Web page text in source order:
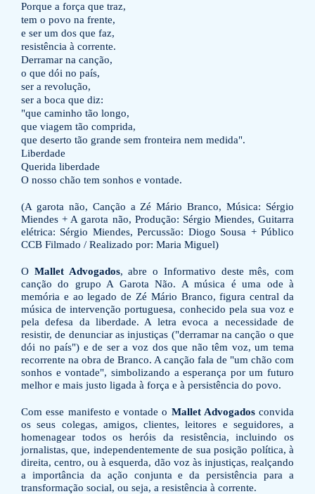
Porque a força que traz,
tem o povo na frente,
e ser um dos que faz,
resistência à corrente.
Derramar na canção,
o que dói no país,
ser a revolução,
ser a boca que diz:
"que caminho tão longo,
que viagem tão comprida,
que deserto tão grande sem fronteira nem medida".
Liberdade
Querida liberdade
O nosso chão tem sonhos e vontade.
(A garota não, Canção a Zé Mário Branco, Música: Sérgio
Miendes + A garota não, Produção: Sérgio Miendes, Guitarra
elétrica: Sérgio Miendes, Percussão: Diogo Sousa + Público
CCB Filmado / Realizado por: Maria Miguel)
O Mallet Advogados, abre o Informativo deste mês, com
canção do grupo A Garota Não. A música é uma ode à
memória e ao legado de Zé Mário Branco, figura central da
música de intervenção portuguesa, conhecido pela sua voz e
pela defesa da liberdade. A letra evoca a necessidade de
resistir, de denunciar as injustiças ("derramar na canção o que
dói no país") e de ser a voz dos que não têm voz, um tema
recorrente na obra de Branco. A canção fala de "um chão com
sonhos e vontade", simbolizando a esperança por um futuro
melhor e mais justo ligada à força e à persistência do povo.
Com esse manifesto e vontade o Mallet Advogadosconvida
os seus colegas, amigos, clientes, leitores e seguidores, a
homenagear todos os heróis da resistência, incluindo os
jornalistas, que, independentemente de sua posição política, à
direita, centro, ou à esquerda, dão voz às injustiças, realçando
a importância da ação conjunta e da persistência para a
transformação social, ou seja, a resistência à corrente.